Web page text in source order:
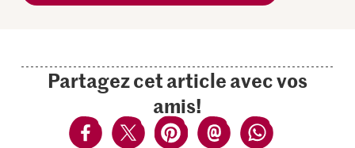
Partagez cet article avec vos
amis!